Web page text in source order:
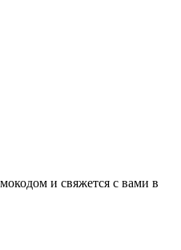
и свяжется с вами в